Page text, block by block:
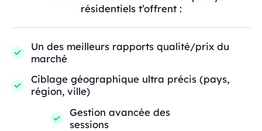
résidentiels t’offrent :
Un des meilleurs rapports qualité/prix du
marché
Ciblage géographique ultra précis (pays,
région, ville)
Gestion avancée des
sessions